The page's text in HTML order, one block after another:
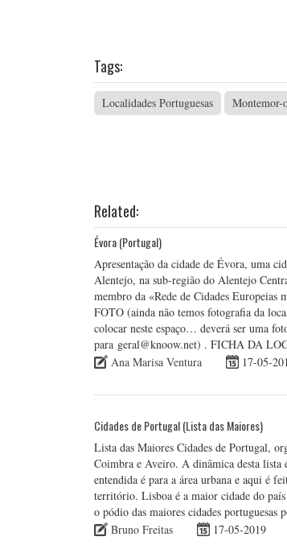
Tags:
Localidades Portuguesas Montemor-
Related:
Évora (Portugal)
Apresentação da cidade de Évora, uma
Alentejo, na sub-região do Alentejo
membro da «Rede de Cidades
FOTO (ainda não temos fotografia da
colocar neste espaço… deverá ser uma
para geral@knoow.net) . FICHA DA
Ana Marisa Ventura
17-05-
Cidades de Portugal (Lista das Maiores)
Lista das Maiores Cidades de Portugal,
Coimbra e Aveiro. A dinâmica desta lista
entendida é para a área urbana e aqui é
território. Lisboa é a maior cidade do
o pódio das maiores cidades
Bruno Freitas
17-05-2019